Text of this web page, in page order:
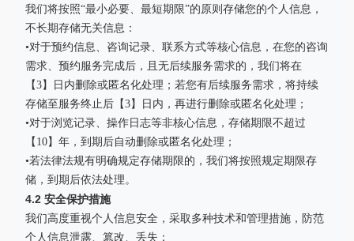
我们将按照“最小必要、最短期限”的原则存储您的个人信息，
不长期存储无关信息：
•对于预约信息、咨询记录、联系方式等核心信息，在您的咨询
需求、预约服务完成后，且无后续服务需求的，我们将在
【3】日内删除或匿名化处理；若您有后续服务需求，将持续
存储至服务终止后【3】日内，再进行删除或匿名化处理；
•对于浏览记录、操作日志等非核心信息，存储期限不超过
【10】年，到期后自动删除或匿名化处理；
•若法律法规有明确规定存储期限的，我们将按照规定期限存
储，到期后依法处理。
4.2 安全保护措施
我们高度重视个人信息安全，采取多种技术和管理措施，防范
个人信息泄露、篡改、丢失：